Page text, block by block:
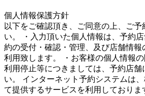
個人情報保護方針
以下をご確認頂き、ご同意の上、ご予
い。 ・入力頂いた個人情報は、予約
約の受付・確認・管理、及び店舗情報
利用致します。 ・お客様の個人情報
利用停止等につきましては、予約店舗
い。 インターネット予約システムは
て提供するサービスを利用しており